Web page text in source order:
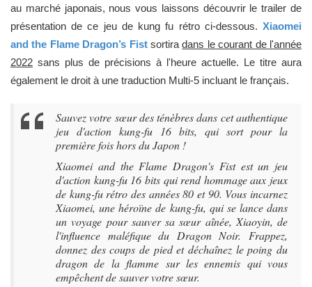
au marché japonais, nous vous laissons découvrir le trailer de
présentation de ce jeu de kung fu rétro ci-dessous. Xiaomei
and the Flame Dragon’s Fist sortiradans le courant de l'année
2022 sans plus de précisions à l'heure actuelle. Le titre aura
également le droit à une traduction Multi-5 incluant le français.
Sauvez votre sœur des ténèbres dans cet authentique
jeu d'action kung-fu 16 bits, qui sort pour la
première fois hors du Japon !
Xiaomei and the Flame Dragon's Fist est un jeu
d'action kung-fu 16 bits qui rend hommage aux jeux
de kung-fu rétro des années 80 et 90. Vous incarnez
Xiaomei, une héroïne de kung-fu, qui se lance dans
un voyage pour sauver sa sœur aînée, Xiaoyin, de
l'influence maléfique du Dragon Noir. Frappez,
donnez des coups de pied et déchaînez le poing du
dragon de la flamme sur les ennemis qui vous
empêchent de sauver votre sœur.